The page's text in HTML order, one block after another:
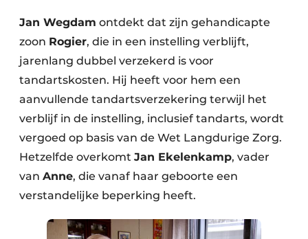
Jan Wegdam ontdekt dat zijn gehandicapte
zoon Rogier, die in een instelling verblijft,
jarenlang dubbel verzekerd is voor
tandartskosten. Hij heeft voor hem een
aanvullende tandartsverzekering terwijl het
verblijf in de instelling, inclusief tandarts, wordt
vergoed op basis van de Wet Langdurige Zorg.
Hetzelfde overkomt Jan Ekelenkamp, vader
van Anne, die vanaf haar geboorte een
verstandelijke beperking heeft.